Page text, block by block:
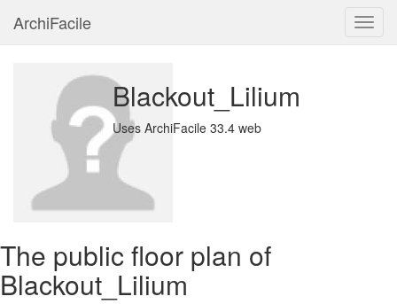
ArchiFacile
Blackout_Lilium
Uses ArchiFacile 33.4 web
The public floor plan of
Blackout_Lilium